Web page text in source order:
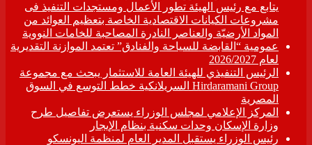
يتابع مع رئيس الهيئة تطور الأعمال ومستجدات التنفيذ فى
مشروعات الكيانات الاقتصادية الخاصة بتعظيم العوائد من
المواد الأرضيّة والعناصر النادرة المصاحبة للخامات النووية
عمومية “القابضة للسياحة والفنادق” تعتمد الموازنة التقديرية
لعام 2026/2027
الرئيس التنفيذي للهيئة العامة للاستثمار يبحث مع مجموعة
Hirdaramani Group السريلانكية خطط التوسع في السوق
المصرية
المركز الإعلامي لمجلس الوزراء يستعرض تفاصيل طرح
وزارة الإسكان وحدات سكنية بنظام الإيجار
رئيس الوزراء يستقبل المدير العام لمنظمة اليونسكو